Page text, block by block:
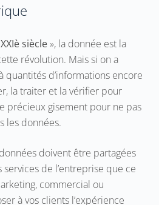
siècle», la donnée est la
révolution. Mais si on a
quantités d’informations encore
la traiter et la vérifier pour
précieux gisement pour ne pas
les données.
doivent être partagées
de l’entreprise que ce
commercial ou
à vos clients l’expérience